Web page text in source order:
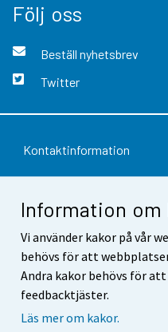
Information om
Vi använder kakor på vår
behövs för att
Andra kakor behövs för att
feedbacktjäster.
Läs mer om kakor.
Följ oss
Beställ nyhetsbrev
Twitter
Kontaktinformation
Respons
Användarvillkor
Dataskydd
Tillgänglighet